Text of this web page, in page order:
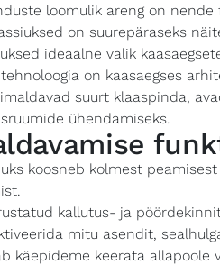
loomulik areng on
on suurepäraseks
ideaalne valik
on kaasaegses
suurt klaaspinda,
ühendamiseks.
koosneb kolmest
kallutus- ja
mitu asendit,
käepideme keerata